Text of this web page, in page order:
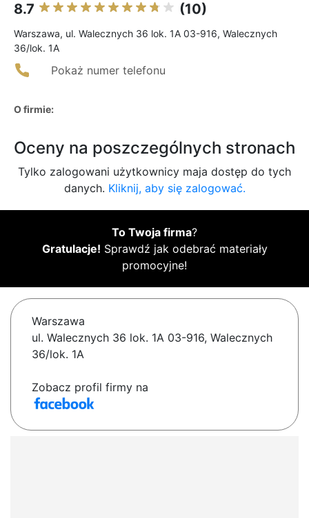
8.7 (10)
Warszawa, ul. Walecznych 36 lok. 1A 03-916, Walecznych
36/lok. 1A
Pokaż numer telefonu
O firmie:
Oceny na poszczególnych stronach
Tylko zalogowani użytkownicy maja dostęp do tych
danych. Kliknij, aby się zalogować.
To Twoja firma?
Gratulacje! Sprawdź jak odebrać materiały
promocyjne!
Warszawa
ul. Walecznych 36 lok. 1A 03-916, Walecznych
36/lok. 1A
Zobacz profil firmy na